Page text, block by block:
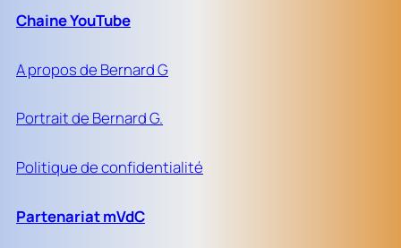
Chaine YouTube
A propos de Bernard G
Portrait de Bernard G.
Politique de confidentialité
Partenariat mVdC